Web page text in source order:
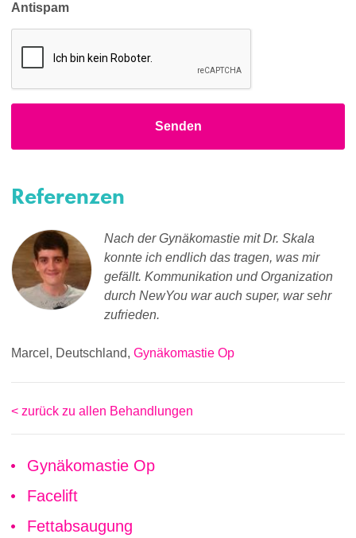
Antispam
Referenzen
Nach der Gynäkomastie mit Dr. Skala
konnte ich endlich das tragen, was mir
gefällt. Kommunikation und Organization
durch NewYou war auch super, war sehr
zufrieden.
Marcel, Deutschland, Gynäkomastie Op
< zurück zu allen Behandlungen
Gynäkomastie Op
Facelift
Fettabsaugung